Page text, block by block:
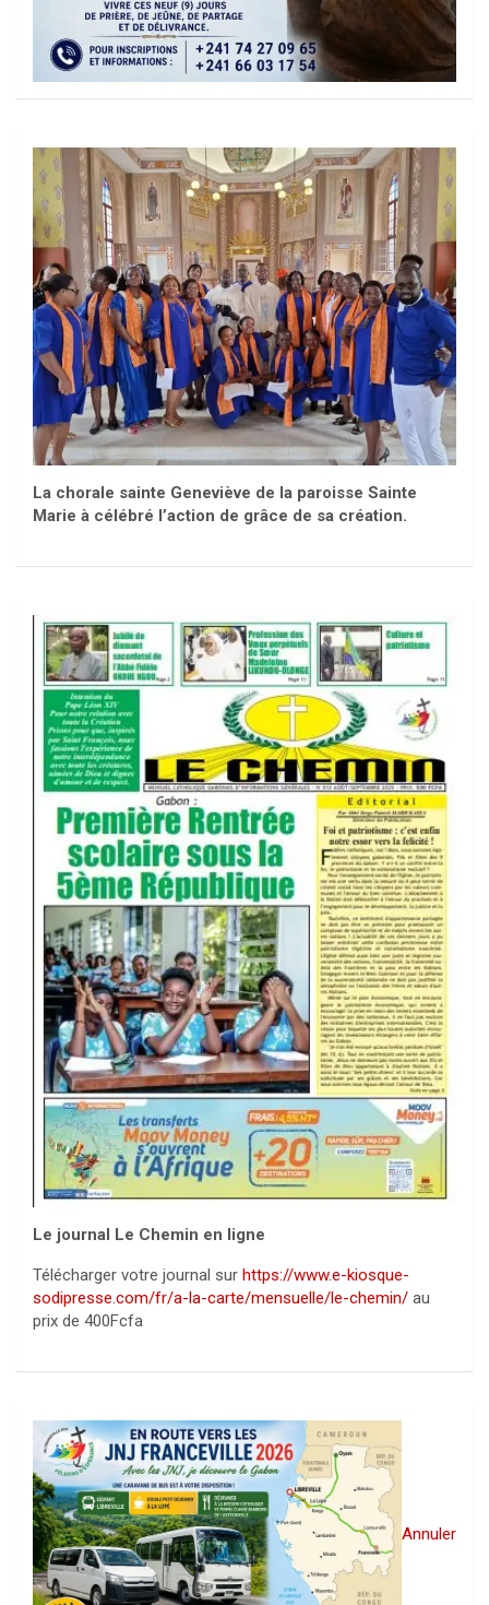
La chorale sainte Geneviève de la paroisse Sainte
Marie à célébré l’action de grâce de sa création.
Le journal Le Chemin en ligne
Télécharger votre journal sur https://www.e-kiosque-
sodipresse.com/fr/a-la-carte/mensuelle/le-chemin/ au
prix de 400Fcfa
Annuler